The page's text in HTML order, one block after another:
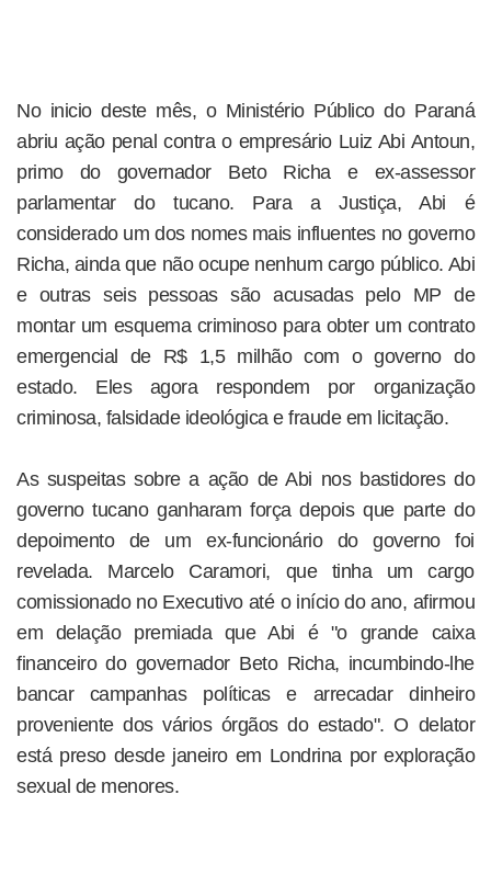
No inicio deste mês, o Ministério Público do Paraná
abriu ação penal contra o empresário Luiz Abi Antoun,
primo do governador Beto Richa e ex-assessor
parlamentar do tucano. Para a Justiça, Abi é
considerado um dos nomes mais influentes no governo
Richa, ainda que não ocupe nenhum cargo público. Abi
e outras seis pessoas são acusadas pelo MP de
montar um esquema criminoso para obter um contrato
emergencial de R$ 1,5 milhão com o governo do
estado. Eles agora respondem por organização
criminosa, falsidade ideológica e fraude em licitação.
As suspeitas sobre a ação de Abi nos bastidores do
governo tucano ganharam força depois que parte do
depoimento de um ex-funcionário do governo foi
revelada. Marcelo Caramori, que tinha um cargo
comissionado no Executivo até o início do ano, afirmou
em delação premiada que Abi é "o grande caixa
financeiro do governador Beto Richa, incumbindo-lhe
bancar campanhas políticas e arrecadar dinheiro
proveniente dos vários órgãos do estado". O delator
está preso desde janeiro em Londrina por exploração
sexual de menores.